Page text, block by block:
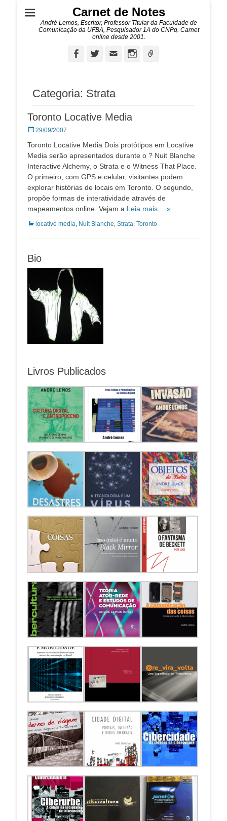
Carnet de Notes
André Lemos, Escritor, Professor Titular da Faculdade de
Comunicação da UFBA, Pesquisador 1A do CNPq. Carnet
online desde 2001.
FacebookTwitterEmail Instagram
Categoria: Strata
Toronto Locative Media
Posted
29/09/2007
Toronto Locative Media Dois protótipos em Locative
Media serão apresentados durante o ? Nuit Blanche
Interactive Alchemy, o Strata e o Witness That Place.
O primeiro, com GPS e celular, visitantes podem
explorar histórias de locais em Toronto. O segundo,
propõe formas de interatividade através de
mapeamentos online. Vejam a Leia mais… »
Categorias:
locative media, Nuit Blanche, Strata, Toronto
Bio
Livros Publicados